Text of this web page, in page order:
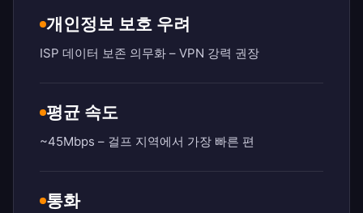
개인정보 보호 우려
ISP 데이터 보존 의무화 – VPN 강력 권장
평균 속도
~45Mbps – 걸프 지역에서 가장 빠른 편
통화